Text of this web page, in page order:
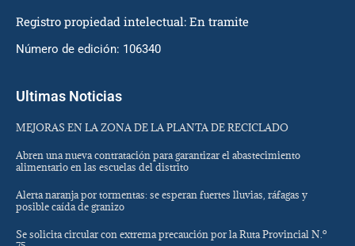
Registro propiedad intelectual: En tramite
Número de edición: 106340
Ultimas Noticias
MEJORAS EN LA ZONA DE LA PLANTA DE RECICLADO
Abren una nueva contratación para garantizar el abastecimiento
alimentario en las escuelas del distrito
Alerta naranja por tormentas: se esperan fuertes lluvias, ráfagas y
posible caída de granizo
Se solicita circular con extrema precaución por la Ruta Provincial N.º